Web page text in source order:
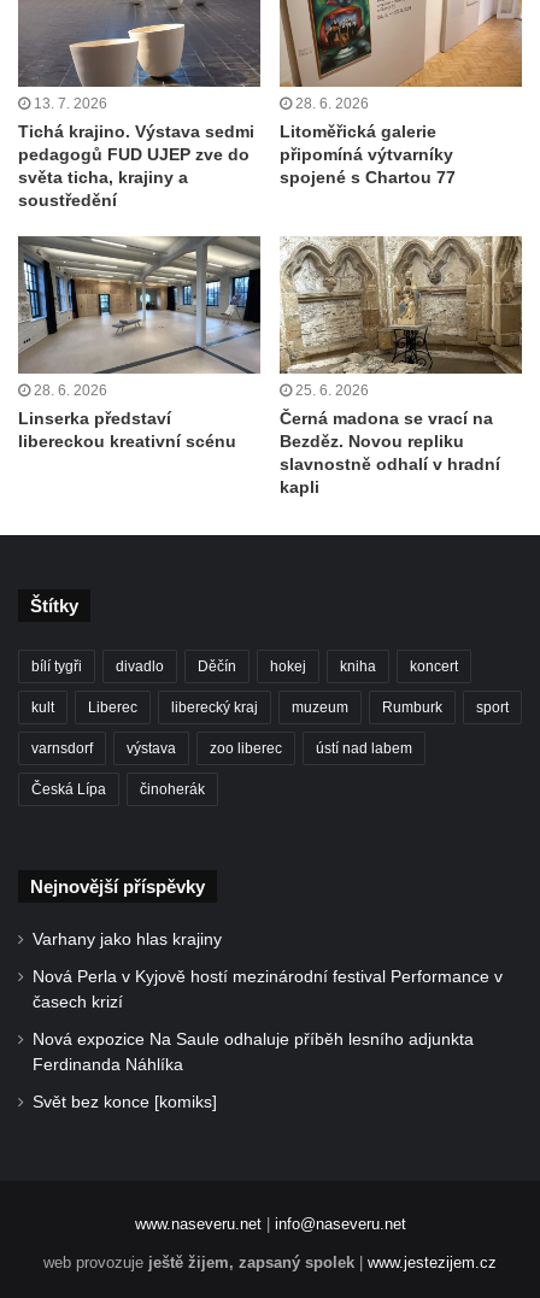
13. 7. 2026
Tichá krajino. Výstava sedmi
pedagogů FUD UJEP zve do
světa ticha, krajiny a
soustředění
28. 6. 2026
Litoměřická galerie
připomíná výtvarníky
spojené s Chartou 77
28. 6. 2026
Linserka představí
libereckou kreativní scénu
25. 6. 2026
Černá madona se vrací na
Bezděz. Novou repliku
slavnostně odhalí v hradní
kapli
Štítky
bílí tygři divadlo Děčín hokej kniha koncert
kult Liberec liberecký kraj muzeum Rumburk sport
varnsdorf výstava zoo liberec ústí nad labem
Česká Lípa činoherák
Nejnovější příspěvky
Varhany jako hlas krajiny
Nová Perla v Kyjově hostí mezinárodní festival Performance v
časech krizí
Nová expozice Na Saule odhaluje příběh lesního adjunkta
Ferdinanda Náhlíka
Svět bez konce [komiks]
www.naseveru.net| info@naseveru.net
web provozuje ještě žijem, zapsaný spolek | www.jestezijem.cz